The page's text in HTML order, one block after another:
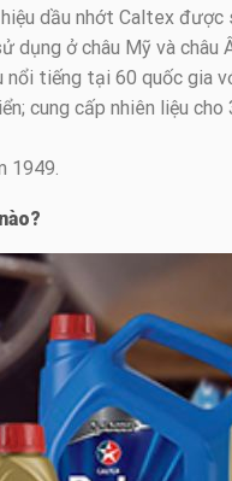
dầu nhớt Caltex
dụng ở châu Mỹ và châu
tiếng tại 60 quốc gia
cung cấp nhiên liệu
1949.